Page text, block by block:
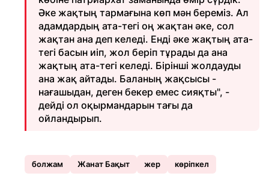
Әке жақтың тармағына көп мән береміз. Ал
адамдардың ата-тегі оң жақтан әке, сол
жақтан ана деп келеді. Енді әке жақтың ата-
тегі басын иіп, жол беріп тұрады да ана
жақтың ата-тегі келеді. Бірінші жолдауды
ана жақ айтады. Баланың жақсысы -
нағашыдан, деген бекер емес сияқты", -
дейді ол оқырмандарын тағы да
ойландырып.
болжам Жанат Бақыт жер көріпкел